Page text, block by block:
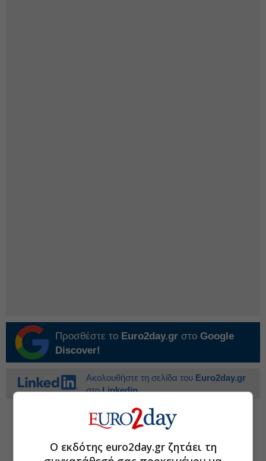
Προσθέστε το Euro2day.gr στο Google
Discover!
Ακολουθήστε τη σελίδα του Euro2day.gr
στοLinkedin
#Ανάλυση ελληνικών μετοχών #Τιμή στόχος μετοχής
Ο εκδότης euro2day.gr ζητάει τη